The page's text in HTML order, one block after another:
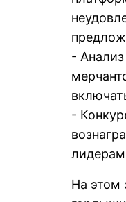
-
-
На этом